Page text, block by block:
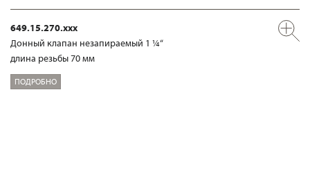
649.15.270.xxx
Донный клапан незапираемый 1 ¼“
длина резьбы 70 мм
ПОДРОБНО